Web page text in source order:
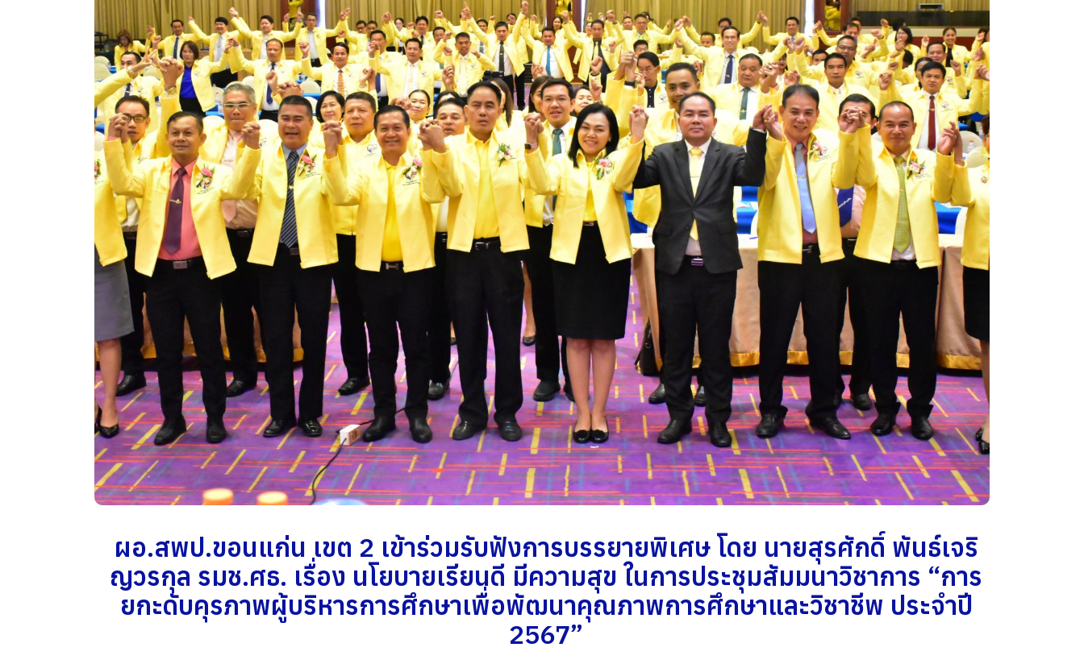
ผอ.สพป.ขอนแก่น เขต 2 เข้าร่วมรับฟังการบรรยายพิเศษ โดย นายสุรศักดิ์ พันธ์เจริ
ญวรกุล รมช.ศธ. เรื่อง นโยบายเรียนดี มีความสุข ในการประชุมสัมมนาวิชาการ “การ
ยกะดับคุรภาพผู้บริหารการศึกษาเพื่อพัฒนาคุณภาพการศึกษาและวิชาชีพ ประจำปี
2567”